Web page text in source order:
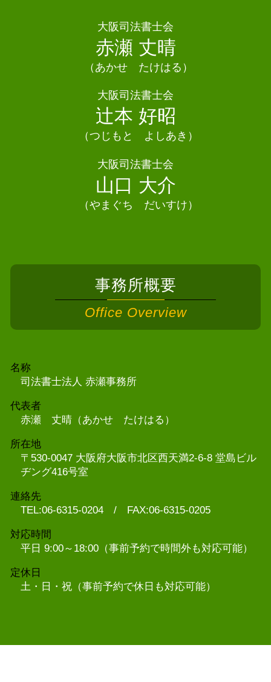
自己破産 2回目
個人再生 流れ
債務整理とは
債務整理 任意整理とは
相続登記 義務化 過去の相続
法定相続人 放棄
遺産分割協議 公正証書
遺言書 公正証書
相続放棄 兄弟
遺言書 相続
相続 司法書士 忠岡町
相続 司法書士 和泉市
債務整理 司法書士田尻町
相続 司法書士 泉大津市
相続 司法書士 池田市
相続 司法書士 豊中市
債務整理 司法書士 和泉市
相続 司法書士 大阪狭山市
債務整理 司法書士 泉南市
大阪司法書士会
赤瀬 丈晴
（あかせ たけはる）
大阪司法書士会
辻本 好昭
（つじもと よしあき）
大阪司法書士会
山口 大介
（やまぐち だいすけ）
事務所概要
Office Overview
名称
司法書士法人 赤瀬事務所
代表者
赤瀬 丈晴（あかせ たけはる）
所在地
〒530-0047 大阪府大阪市北区西天満2-6-8 堂島ビル
ヂング416号室
連絡先
TEL:06-6315-0204 / FAX:06-6315-0205
対応時間
平日 9:00～18:00（事前予約で時間外も対応可能）
定休日
土・日・祝（事前予約で休日も対応可能）